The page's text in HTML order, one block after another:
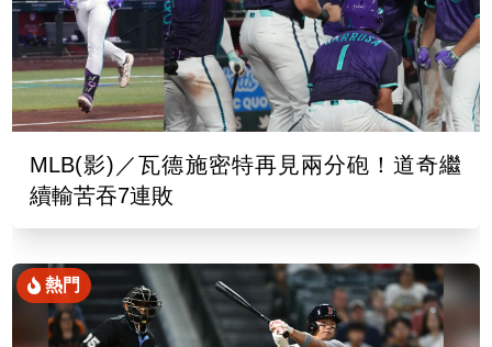
MLB(影)／瓦德施密特再見兩分砲！道奇繼
續輸苦吞7連敗
熱門